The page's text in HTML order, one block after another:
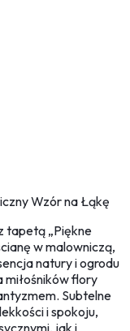
Wzór na Łąkę
tapetą „Piękne
w malowniczą,
natury i ogrodu
miłośników flory
Subtelne
i spokoju,